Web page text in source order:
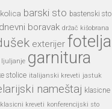
barski sto bastenski sto
dnevni boravak držač kišobrana
exterijer fotelja
ljuljanje garnitura
stolice italijanski kreveti jastuk
nameštaj klasicne
klasicni kreveti konferencijski sto